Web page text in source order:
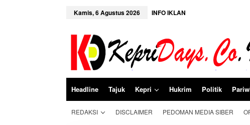
Kamis, 6 Agustus 2026 INFO IKLAN
Headline Tajuk Kepri Hukrim Politik
REDAKSI DISCLAIMER PEDOMAN MEDIA SIBER